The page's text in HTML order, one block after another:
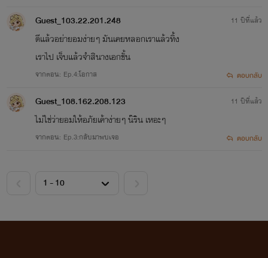
Guest_103.22.201.248
ดีแล้วอย่ายอมง่ายๆ มันเคยหลอกเราแล้วทิ้ง
เราไป เจ็บแล้วจำสินางเอกชั้น
จากตอน: Ep.4:โอกาส
11 ปีที่แล้ว
ตอบกลับ
Guest_108.162.208.123
ไม่ใช่ว่ายอมให้อภัยเค้าง่ายๆ น๊ริน เหอะๆ
จากตอน: Ep.3:กลับมาพบเจอ
11 ปีที่แล้ว
ตอบกลับ